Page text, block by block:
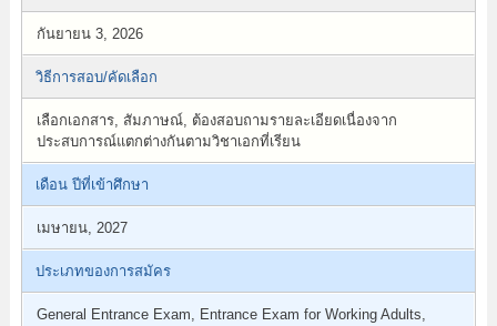
กันยายน 3, 2026
วิธีการสอบ/คัดเลือก
เลือกเอกสาร, สัมภาษณ์, ต้องสอบถามรายละเอียดเนื่องจาก
ประสบการณ์แตกต่างกันตามวิชาเอกที่เรียน
เดือน ปีที่เข้าศึกษา
เมษายน, 2027
ประเภทของการสมัคร
General Entrance Exam, Entrance Exam for Working Adults,